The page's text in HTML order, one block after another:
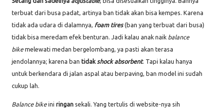
terbuat dari busa padat, artinya ban tidak akan bisa kempes. Karena
tidak ada udara di dalamnya, foam tires(ban yang terbuat dari busa)
tidak bisa meredam efek benturan. Jadi kalau anak naik balance
bikemelewati medan bergelombang, ya pasti akan terasa
jendolannya; karena ban tidak shock absorbent. Tapi kalau hanya
untuk berkendara di jalan aspal atau berpaving, ban model ini sudah
cukup lah.
Balance bikeini ringan sekali. Yang tertulis di website-nya sih